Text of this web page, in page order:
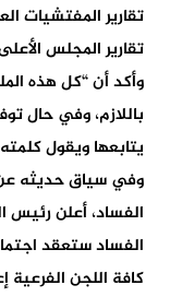
تقارير المفتشيات
تقارير المجلس
وأكد أن “كل هذه
باللازم، وفي حال
يتابعها ويقول
وفي سياق حديثه
الفساد، أعلن رئيس
الفساد ستعقد
كافة اللجن الفرعية